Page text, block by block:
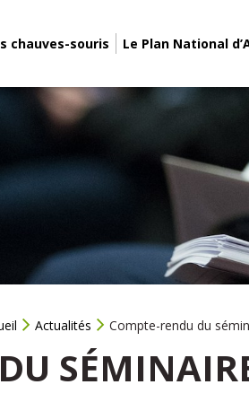
chauves-souris Le Plan National
Actualités Compte-rendu du